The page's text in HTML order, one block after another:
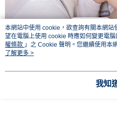
本網站中使用 cookie，欲查詢有關本網
望在電腦上使用 cookie 時應如何變更電
權條款 」之 Cookie 聲明。您繼續使用本
用條款之 Cookie 聲明使用 cookie。
了解更多 >
我知